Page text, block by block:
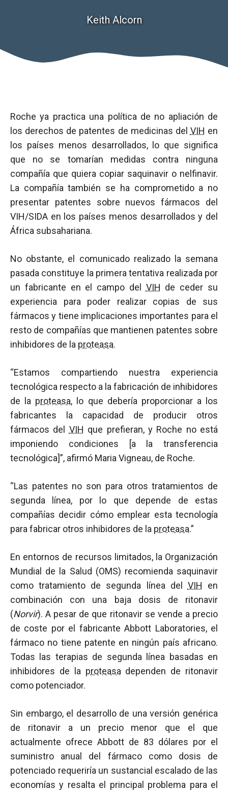
Keith Alcorn
Roche ya practica una política de no apliación de
los derechos de patentes de medicinas del VIH en
los países menos desarrollados, lo que significa
que no se tomarían medidas contra ninguna
compañía que quiera copiar saquinavir o nelfinavir.
La compañía también se ha comprometido a no
presentar patentes sobre nuevos fármacos del
VIH/SIDA en los países menos desarrollados y del
África subsahariana.
No obstante, el comunicado realizado la semana
pasada constituye la primera tentativa realizada por
un fabricante en el campo del VIH de ceder su
experiencia para poder realizar copias de sus
fármacos y tiene implicaciones importantes para el
resto de compañías que mantienen patentes sobre
inhibidores de la proteasa.
“Estamos compartiendo nuestra experiencia
tecnológica respecto a la fabricación de inhibidores
de la proteasa, lo que debería proporcionar a los
fabricantes la capacidad de producir otros
fármacos del VIH que prefieran, y Roche no está
imponiendo condiciones [a la transferencia
tecnológica]”, afirmó Maria Vigneau, de Roche.
“Las patentes no son para otros tratamientos de
segunda línea, por lo que depende de estas
compañías decidir cómo emplear esta tecnología
para fabricar otros inhibidores de la proteasa.”
En entornos de recursos limitados, la Organización
Mundial de la Salud (OMS) recomienda saquinavir
como tratamiento de segunda línea del VIH en
combinación con una baja dosis de ritonavir
(Norvir). A pesar de que ritonavir se vende a precio
de coste por el fabricante Abbott Laboratories, el
fármaco no tiene patente en ningún país africano.
Todas las terapias de segunda línea basadas en
inhibidores de la proteasa dependen de ritonavir
como potenciador.
Sin embargo, el desarrollo de una versión genérica
de ritonavir a un precio menor que el que
actualmente ofrece Abbott de 83 dólares por el
suministro anual del fármaco como dosis de
potenciado requeriría un sustancial escalado de las
economías y resalta el principal problema para el